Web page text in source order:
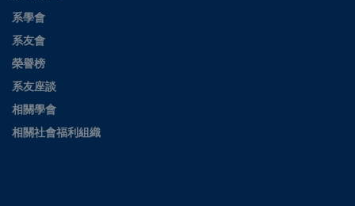
系學會
系友會
榮譽榜
系友座談
相關學會
相關社會福利組織